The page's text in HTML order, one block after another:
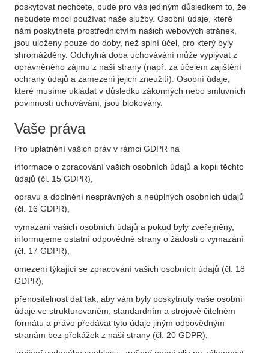
poskytovat nechcete, bude pro vás jediným důsledkem to, že
nebudete moci používat naše služby. Osobní údaje, které
nám poskytnete prostřednictvím našich webových stránek,
jsou uloženy pouze do doby, než splní účel, pro který byly
shromážděny. Odchylná doba uchovávání může vyplývat z
oprávněného zájmu z naší strany (např. za účelem zajištění
ochrany údajů a zamezení jejich zneužití). Osobní údaje,
které musíme ukládat v důsledku zákonných nebo smluvních
povinností uchovávání, jsou blokovány.
Vaše práva
Pro uplatnění vašich práv v rámci GDPR na
informace o zpracování vašich osobních údajů a kopii těchto
údajů (čl. 15 GDPR),
opravu a doplnění nesprávných a neúplných osobních údajů
(čl. 16 GDPR),
vymazání vašich osobních údajů a pokud byly zveřejněny,
informujeme ostatní odpovědné strany o žádosti o vymazání
(čl. 17 GDPR),
omezení týkající se zpracování vašich osobních údajů (čl. 18
GDPR),
přenositelnost dat tak, aby vám byly poskytnuty vaše osobní
údaje ve strukturovaném, standardním a strojově čitelném
formátu a právo předávat tyto údaje jiným odpovědným
stranám bez překážek z naší strany (čl. 20 GDPR),